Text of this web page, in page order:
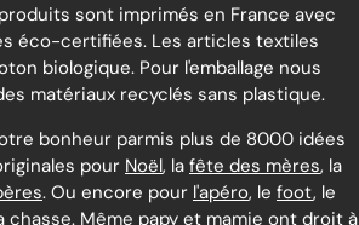
sont imprimés en France avec
éco-certifiées. Les articles textiles
biologique. Pour l'emballage nous
matériaux recyclés sans plastique.
bonheur parmis plus de 8000 idées
pour Noël, la fête des mères, la
. Ou encore pour l'apéro, le foot, le
chasse. Même papy et mamie ont droit à